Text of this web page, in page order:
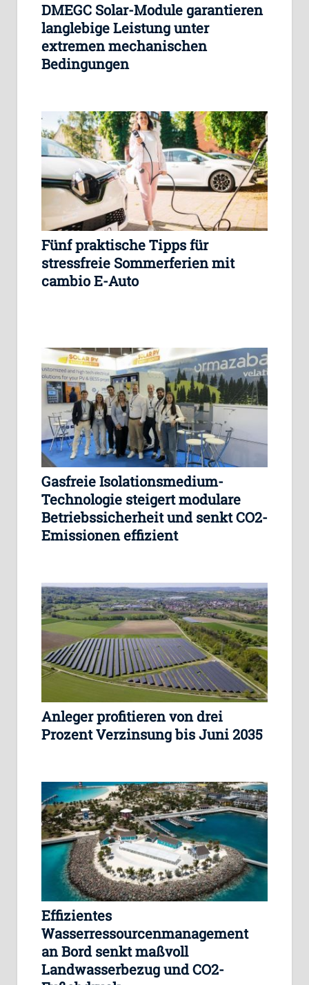
DMEGC Solar-Module garantieren
langlebige Leistung unter
extremen mechanischen
Bedingungen
Fünf praktische Tipps für
stressfreie Sommerferien mit
cambio E-Auto
Gasfreie Isolationsmedium-
Technologie steigert modulare
Betriebssicherheit und senkt CO2-
Emissionen effizient
Anleger profitieren von drei
Prozent Verzinsung bis Juni 2035
Effizientes
Wasserressourcenmanagement
an Bord senkt maßvoll
Landwasserbezug und CO2-